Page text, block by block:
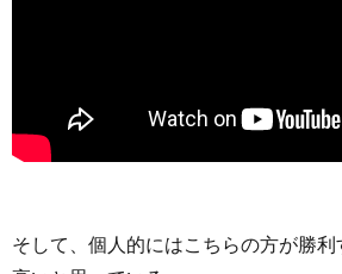
そして、個人的にはこちらの方が勝